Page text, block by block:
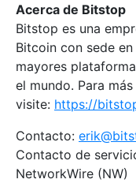
Acerca de Bitstop
Bitstop es una
Bitcoin con sede
mayores
el mundo. Para
visite: https://
Contacto:
Contacto de
NetworkWire (NW)